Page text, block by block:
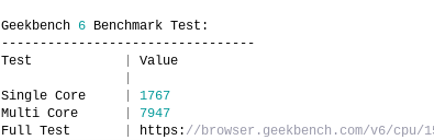
Geekbench 6 Benchmark Test:
---------------------------------
Test
Value
Single Core
1767
Multi Core
7947
Full Test
https: //browser.geekbench.com/v6/cpu/